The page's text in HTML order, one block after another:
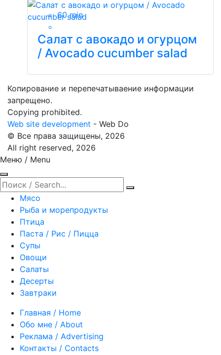
60 min
Салат с авокадо и огурцом
/ Avocado cucumber salad
Копирование и перепечатываение информации
запрещено.
Сopying prohibited.
Web site development - Web Do
© Все права защищены, 2026
All right reserved, 2026
Меню / Menu
Мясо
Рыба и морепродукты
Птица
Паста / Рис / Пицца
Супы
Овощи
Салаты
Десерты
Завтраки
Главная / Home
Обо мне / About
Реклама / Advertising
Контакты / Contacts